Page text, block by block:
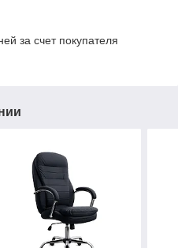
за счет покупателя